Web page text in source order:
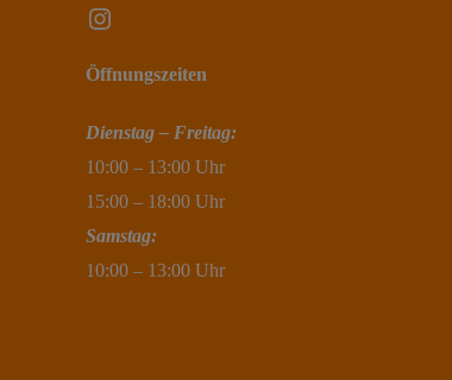
Instagram
Öffnungszeiten
Dienstag – Freitag:
10:00 – 13:00 Uhr
15:00 – 18:00 Uhr
Samstag:
10:00 – 13:00 Uhr